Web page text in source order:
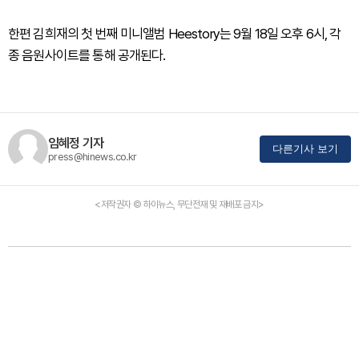
한편 김희재의 첫 번째 미니앨범 Heestory는 9월 18일 오후 6시, 각
종 음원사이트를 통해 공개된다.
임혜정 기자
press@hinews.co.kr
다른기사 보기
<저작권자 © 하이뉴스, 무단전재 및 재배포 금지>